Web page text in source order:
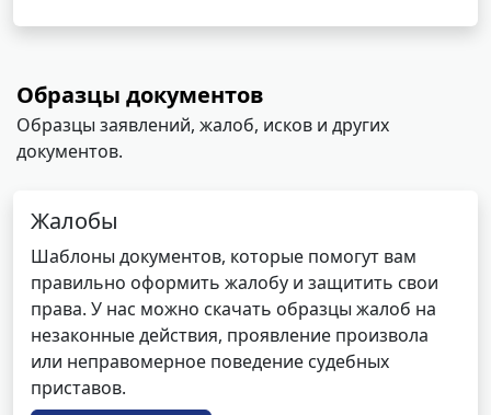
Образцы документов
Образцы заявлений, жалоб, исков и других
документов.
Жалобы
Шаблоны документов, которые помогут вам
правильно оформить жалобу и защитить свои
права. У нас можно скачать образцы жалоб на
незаконные действия, проявление произвола
или неправомерное поведение судебных
приставов.